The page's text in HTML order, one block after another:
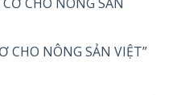
CHO NÔNG SẢN VIỆT”